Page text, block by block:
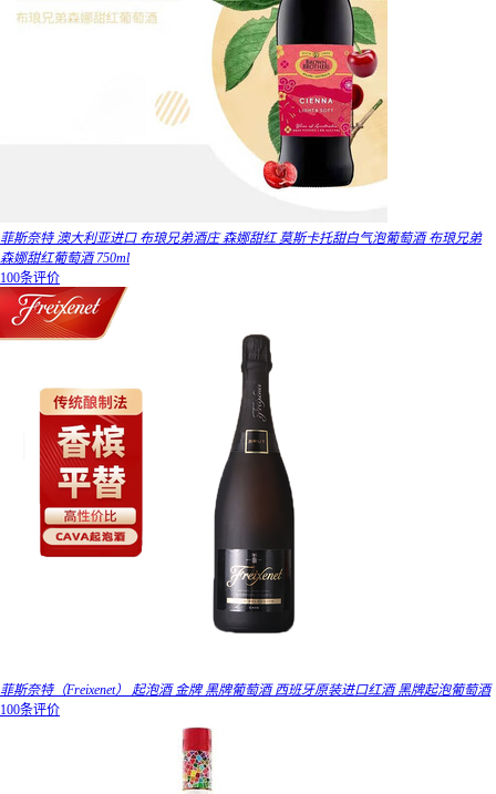
菲斯奈特 澳大利亚进口 布琅兄弟酒庄 森娜甜红 莫斯卡托甜白气泡葡萄酒 布琅兄弟
森娜甜红葡萄酒 750ml
100条评价
菲斯奈特（Freixenet） 起泡酒 金牌 黑牌葡萄酒 西班牙原装进口红酒 黑牌起泡葡萄酒
100条评价